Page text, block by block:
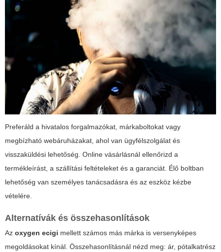
Preferáld a hivatalos forgalmazókat, márkaboltokat vagy
megbízható webáruházakat, ahol van ügyfélszolgálat és
visszaküldési lehetőség. Online vásárlásnál ellenőrizd a
termékleírást, a szállítási feltételeket és a garanciát. Élő boltban
lehetőség van személyes tanácsadásra és az eszköz kézbe
vételére.
Alternatívák és összehasonlítások
Az oxygen ecigi mellett számos más márka is versenyképes
megoldásokat kínál. Összehasonlításnál nézd meg: ár, pótalkatrész